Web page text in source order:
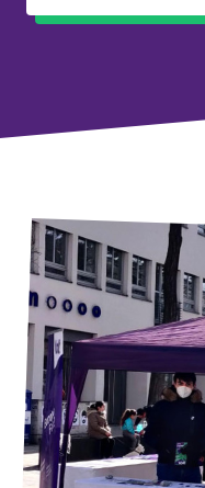
Datenschutz
Impressum